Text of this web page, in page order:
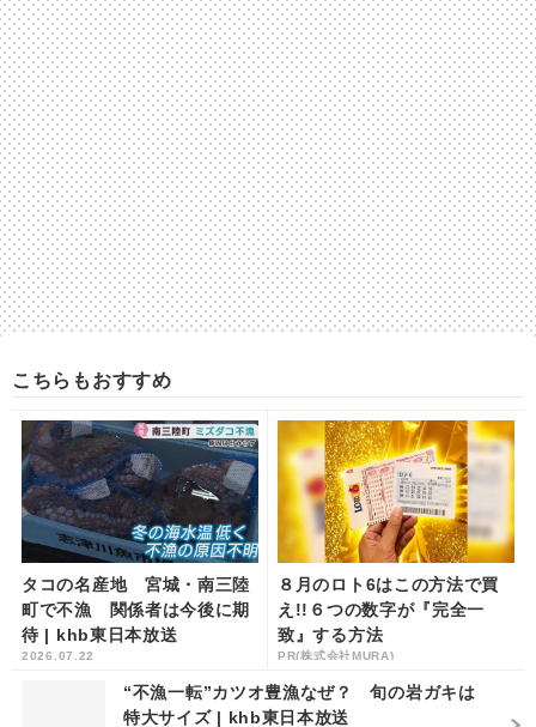
こちらもおすすめ
タコの名産地 宮城・南三陸
町で不漁 関係者は今後に期
待 | khb東日本放送
2026.07.22
８月のロト6はこの方法で買
え!!６つの数字が『完全一
致』する方法
PR(株式会社MURA)
“不漁一転”カツオ豊漁なぜ？ 旬の岩ガキは
特大サイズ | khb東日本放送